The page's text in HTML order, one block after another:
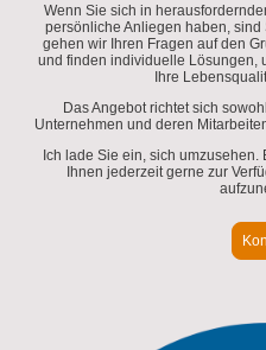
Wenn Sie sich in
persönliche Anliegen haben,
gehen wir Ihren Fragen auf den
und finden individuelle Lösungen,
Ihre
Das Angebot richtet sich
Unternehmen und deren
Ich lade Sie ein, sich
Ihnen jederzeit gerne zur